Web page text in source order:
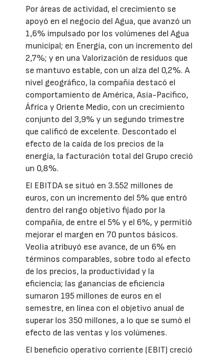
Por áreas de actividad, el crecimiento se
apoyó en el negocio del Agua, que avanzó un
1,6% impulsado por los volúmenes del Agua
municipal; en Energía, con un incremento del
2,7%; y en una Valorización de residuos que
se mantuvo estable, con un alza del 0,2%. A
nivel geográfico, la compañía destacó el
comportamiento de América, Asia-Pacífico,
África y Oriente Medio, con un crecimiento
conjunto del 3,9% y un segundo trimestre
que calificó de excelente. Descontado el
efecto de la caída de los precios de la
energía, la facturación total del Grupo creció
un 0,8%.
El EBITDA se situó en 3.552 millones de
euros, con un incremento del 5% que entró
dentro del rango objetivo fijado por la
compañía, de entre el 5% y el 6%, y permitió
mejorar el margen en 70 puntos básicos.
Veolia atribuyó ese avance, de un 6% en
términos comparables, sobre todo al efecto
de los precios, la productividad y la
eficiencia; las ganancias de eficiencia
sumaron 195 millones de euros en el
semestre, en línea con el objetivo anual de
superar los 350 millones, a lo que se sumó el
efecto de las ventas y los volúmenes.
El beneficio operativo corriente (EBIT) creció